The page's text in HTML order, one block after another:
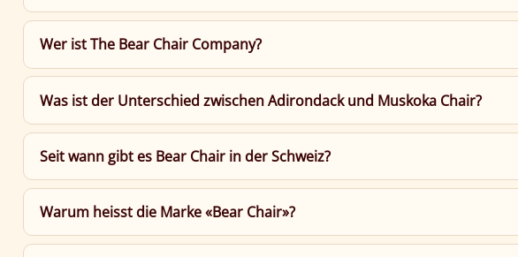
Wer ist The Bear Chair Company?
Was ist der Unterschied zwischen Adirondack und Muskoka Chair?
Seit wann gibt es Bear Chair in der Schweiz?
Warum heisst die Marke «Bear Chair»?